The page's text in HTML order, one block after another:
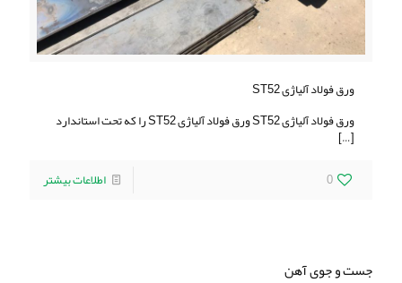
ورق فولاد آلیاژی ST52
ورق فولاد آلیاژی ST52 ورق فولاد آلیاژی ST52 را که تحت استاندارد
[…]
0
اطلاعات بیشتر
جست و جوی آهن